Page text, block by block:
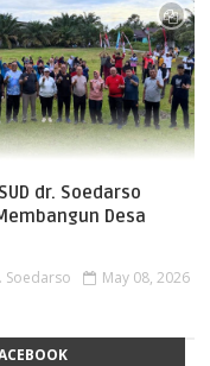
dr. Soedarso
Desa
Soedarso May 08, 2026